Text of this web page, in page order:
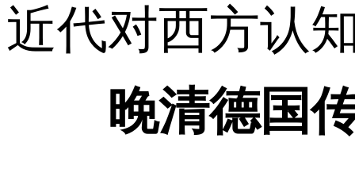
近代对西方认
晚清德国